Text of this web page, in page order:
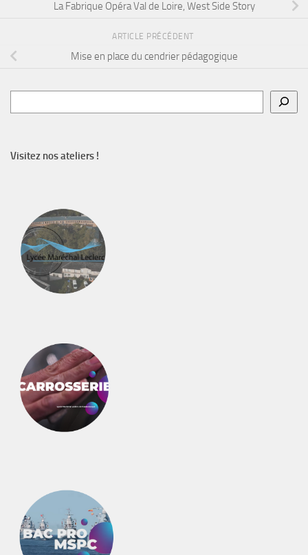
La Fabrique Opéra Val de Loire, West Side Story
ARTICLE PRÉCÉDENT
Mise en place du cendrier pédagogique
Visitez nos ateliers !